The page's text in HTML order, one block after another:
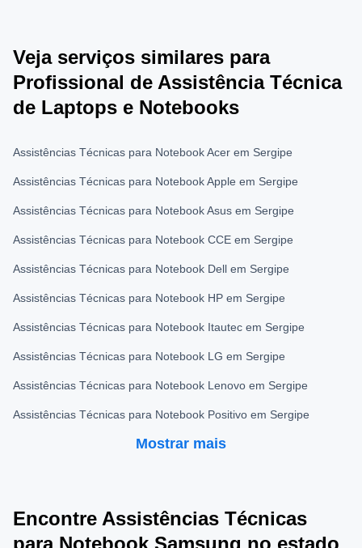
Veja serviços similares para
Profissional de Assistência Técnica
de Laptops e Notebooks
Assistências Técnicas para Notebook Acer em Sergipe
Assistências Técnicas para Notebook Apple em Sergipe
Assistências Técnicas para Notebook Asus em Sergipe
Assistências Técnicas para Notebook CCE em Sergipe
Assistências Técnicas para Notebook Dell em Sergipe
Assistências Técnicas para Notebook HP em Sergipe
Assistências Técnicas para Notebook Itautec em Sergipe
Assistências Técnicas para Notebook LG em Sergipe
Assistências Técnicas para Notebook Lenovo em Sergipe
Assistências Técnicas para Notebook Positivo em Sergipe
Mostrar mais
Encontre Assistências Técnicas
para Notebook Samsung no estado